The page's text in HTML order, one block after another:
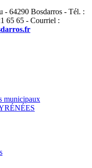
- 64290 Bosdarros - Tél. :
65 65 - Courriel :
municipaux